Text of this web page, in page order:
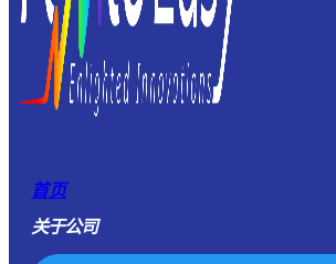
首页
关于公司